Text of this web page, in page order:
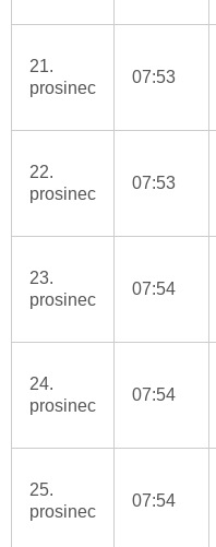
21.
prosinec
07:53
22.
prosinec
07:53
23.
prosinec
07:54
24.
prosinec
07:54
25.
prosinec
07:54